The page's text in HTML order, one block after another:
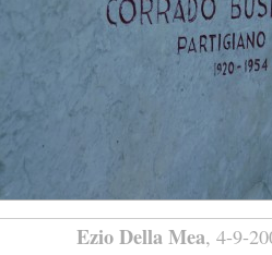
Ezio Della Mea, 4-9-